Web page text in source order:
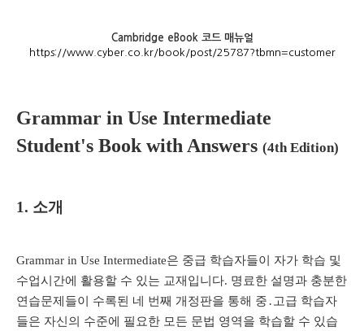
Cambridge eBook 코드 매뉴얼
https://www.cyber.co.kr/book/post/25787?tbmn=customer
Grammar in Use Intermediate
Student's Book with Answers (4th Edition)
1. 소개
Grammar in Use Intermediate은 중급 학습자들이 자가 학습 및
수업시간에 활용할 수 있는 교재입니다. 명료한 설명과 충분한
연습문제들이 수록된 네 번째 개정판을 통해 중 ․ 고급 학습자
들은 자신의 수준에 필요한 모든 문법 영역을 학습할 수 있습